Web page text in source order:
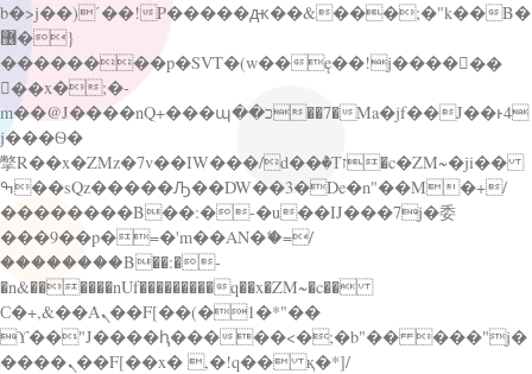
b�>j��)΄��!P�����ԫ��&���;�"k��B�
޶�}
��������p�SVT�(w��ę��!j������
��x�;�-
m��@J����nQ+���պ��כ��7�Ma�jf��J��ͱ4
j���Ѳ�
撆R��x�ZMz�7v��IW���/d��ٞ�Тז�c�ZM~�ji��
ߒ��sQz�����Ԡ��DW��3�De�n"��M�+/
��������B��:�-�u��IJ���7j�委
���9��p�=�'m��AN�ޭ�=/
��������B��:�-
�n&������nUf���������q��x�ZM~�c��
Ϲ�+,&��Ὰܢ��F[��(�1�*"��
ϒ��"J����ԧ�����<�;�b"�� ���"j�
����ܢ��F[��x� ,�!q�� қ�*]/